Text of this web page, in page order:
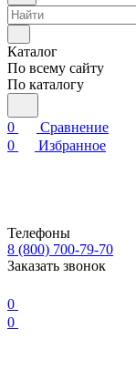
Каталог
По всему сайту
По каталогу
0
Сравнение
0
Избранное
Телефоны
8 (800) 700-79-70
Заказать звонок
0
0